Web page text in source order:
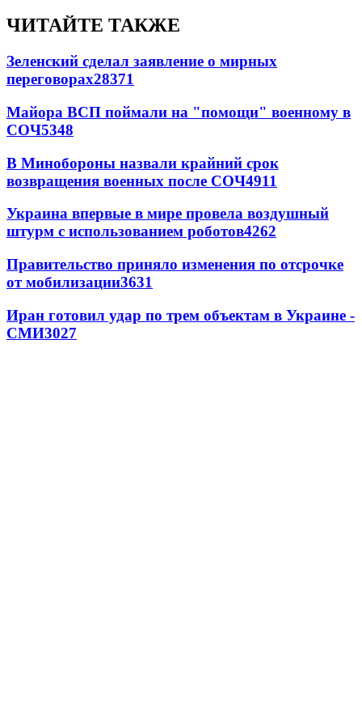
ЧИТАЙТЕ ТАКЖЕ
Зеленский сделал заявление о мирных
переговорах28371
Майора ВСП поймали на "помощи" военному в
СОЧ5348
В Минобороны назвали крайний срок
возвращения военных после СОЧ4911
Украина впервые в мире провела воздушный
штурм с использованием роботов4262
Правительство приняло изменения по отсрочке
от мобилизации3631
Иран готовил удар по трем объектам в Украине -
СМИ3027